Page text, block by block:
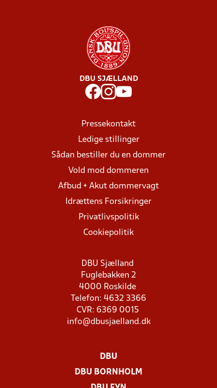
DBU SJÆLLAND
Pressekontakt
Ledige stillinger
Sådan bestiller du en dommer
Vold mod dommeren
Afbud + Akut dommervagt
Idrættens Forsikringer
Privatlivspolitik
Cookiepolitik
DBU Sjælland
Fuglebakken 2
4000 Roskilde
Telefon: 4632 3366
CVR: 6369 0015
info@dbusjaelland.dk
DBU
DBU BORNHOLM